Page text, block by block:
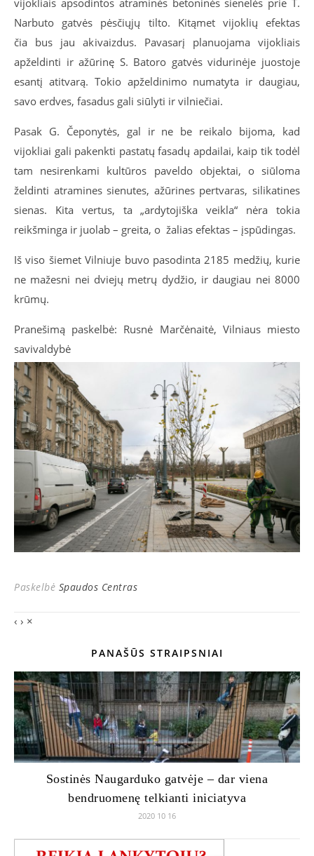
Narbuto gatvės pėsčiųjų tilto. Kitąmet vijoklių efektas
čia bus jau akivaizdus. Pavasarį planuojama vijokliais
apželdinti ir ažūrinę S. Batoro gatvės vidurinėje juostoje
esantį atitvarą. Tokio apželdinimo numatyta ir daugiau,
savo erdves, fasadus gali siūlyti ir vilniečiai.
Pasak G. Čeponytės, gal ir ne be reikalo bijoma, kad
vijokliai gali pakenkti pastatų fasadų apdailai, kaip tik todėl
tam nesirenkami kultūros paveldo objektai, o siūloma
želdinti atramines sienutes, ažūrines pertvaras, silikatines
sienas. Kita vertus, ta „ardytojiška veikla“ nėra tokia
reikšminga ir juolab – greita, o žalias efektas – įspūdingas.
Iš viso šiemet Vilniuje buvo pasodinta 2185 medžių, kurie
ne mažesni nei dviejų metrų dydžio, ir daugiau nei 8000
krūmų.
Pranešimą paskelbė: Rusnė Marčėnaitė, Vilniaus miesto
savivaldybė
Paskelbė Spaudos Centras
‹ › ×
PANAŠŪS STRAIPSNIAI
Sostinės Naugarduko gatvėje – dar viena
bendruomenę telkianti iniciatyva
2020 10 16